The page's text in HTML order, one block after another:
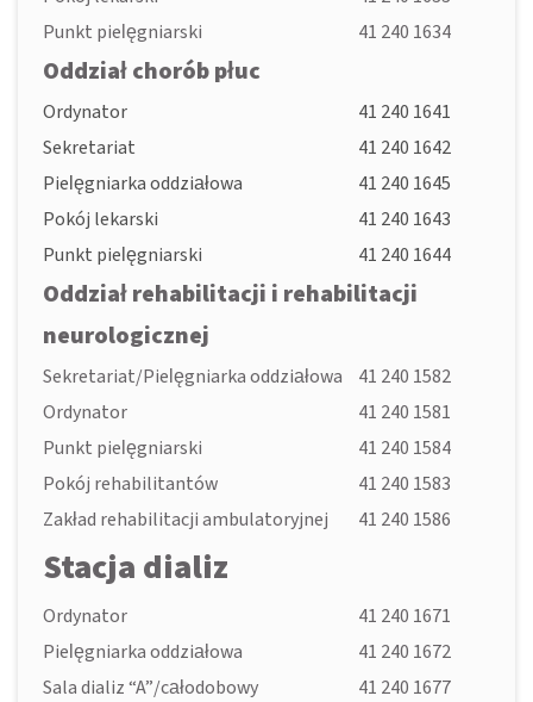
Punkt pielęgniarski
41 240 1634
Oddział chorób płuc
Ordynator
41 240 1641
Sekretariat
41 240 1642
Pielęgniarka oddziałowa
41 240 1645
Pokój lekarski
41 240 1643
Punkt pielęgniarski
41 240 1644
Oddział rehabilitacji i rehabilitacji
neurologicznej
Sekretariat/Pielęgniarka oddziałowa
41 240 1582
Ordynator
41 240 1581
Punkt pielęgniarski
41 240 1584
Pokój rehabilitantów
41 240 1583
Zakład rehabilitacji ambulatoryjnej
41 240 1586
Stacja dializ
Ordynator
41 240 1671
Pielęgniarka oddziałowa
41 240 1672
Sala dializ “A”/całodobowy
41 240 1677